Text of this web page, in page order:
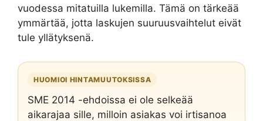
vuodessa mitatuilla lukemilla. Tämä on tärkeää
ymmärtää, jotta laskujen suuruusvaihtelut eivät
tule yllätyksenä.
HUOMIOI HINTAMUUTOKSISSA
SME 2014 -ehdoissa ei ole selkeää
aikarajaa sille, milloin asiakas voi irtisanoa